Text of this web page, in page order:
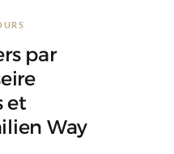
par
et
Way